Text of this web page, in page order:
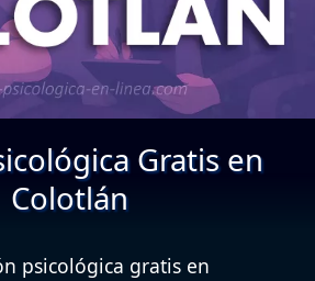
Gratis en
Colotlán
psicológica gratis en